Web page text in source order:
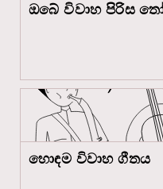
ඔබේ විවාහ පිරිස
හොඳම විවාහ ගීතය